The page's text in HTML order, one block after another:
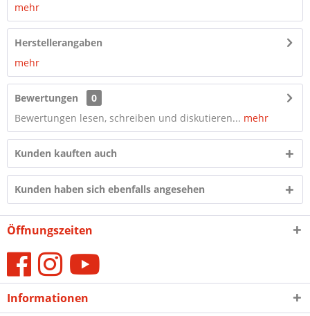
mehr
Herstellerangaben
mehr
Bewertungen
0
Bewertungen lesen, schreiben und diskutieren... mehr
Kunden kauften auch
Kunden haben sich ebenfalls angesehen
Öffnungszeiten
Informationen